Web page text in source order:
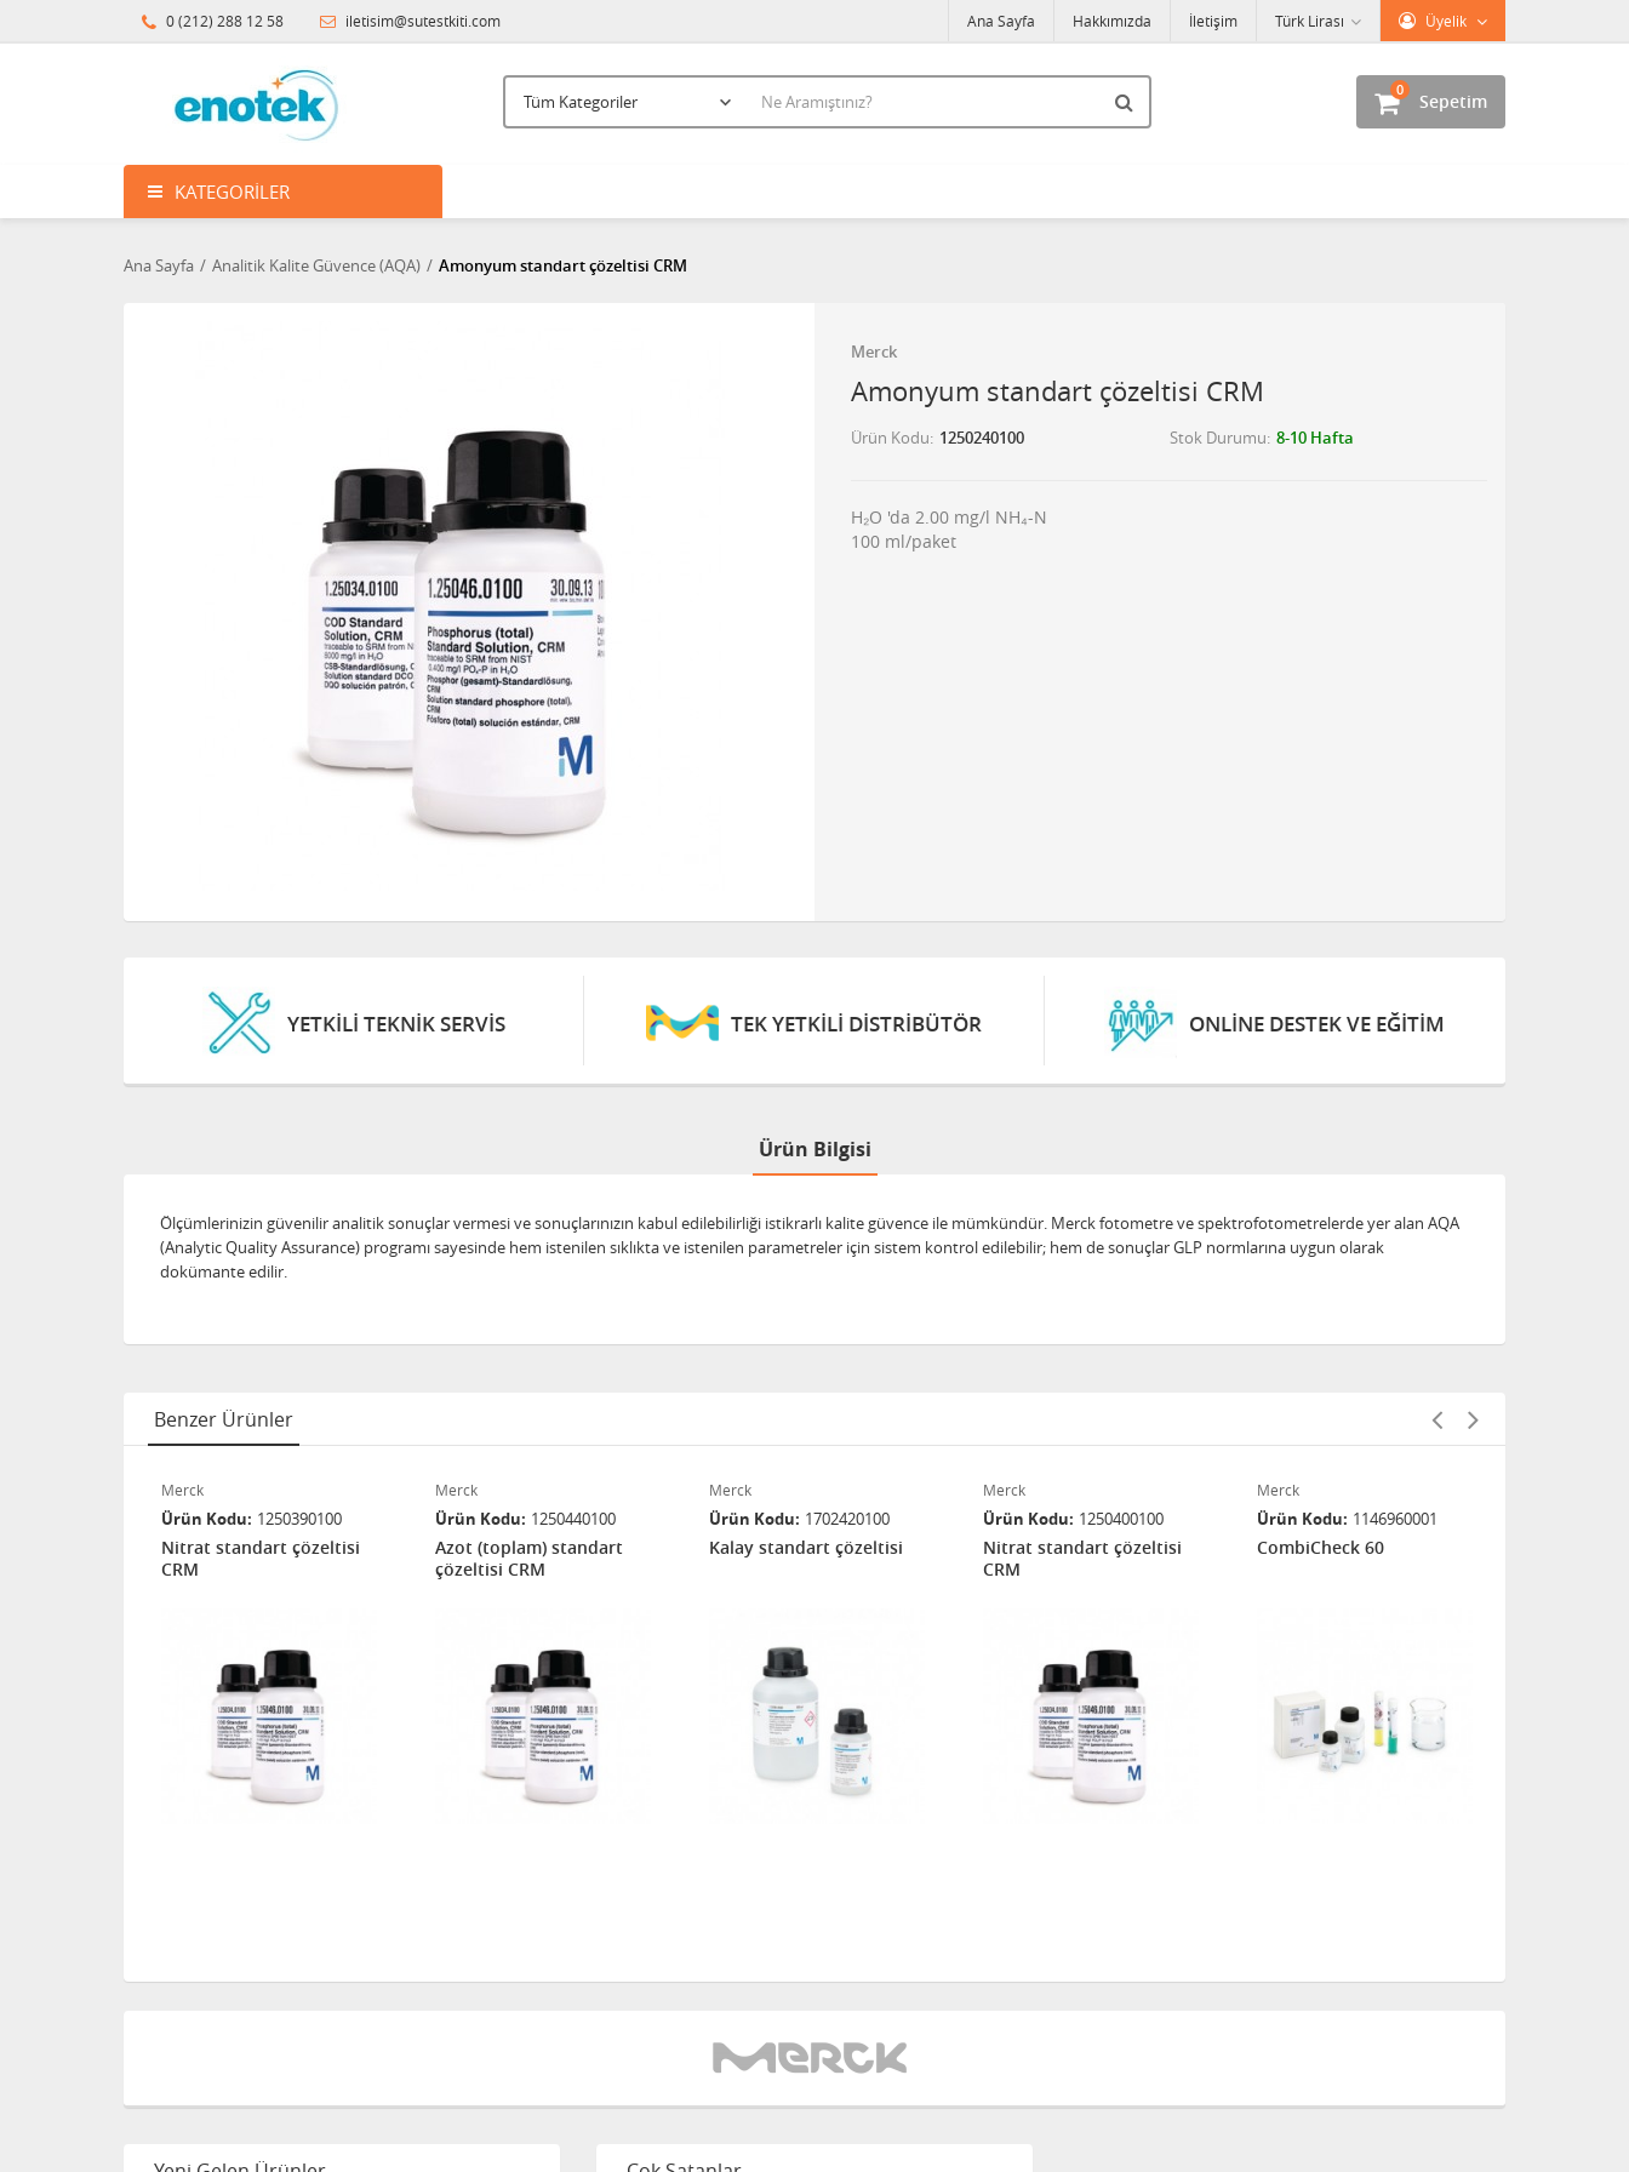
0 (212) 288 12 58 iletisim@sutestkiti.com Üyelik
Türk Lirası
Ana Sayfa Hakkımızda İletişim
Sepetim
0
KATEGORILER
Ana Sayfa Analitik Kalite Güvence (AQA) Amonyum standart çözeltisi CRM
Merck
Amonyum standart çözeltisi CRM
Ürün Kodu 1250240100 Stok Durumu 8-10 Hafta
H₂O 'da 2.00 mg/l NH₄-N
100 ml/paket
YETKİLİ TEKNİK SERVİS TEK YETKİLİ DİSTRİBÜTÖR ONLINE DESTEK VE EĞITIM
Ürün Bilgisi
Ölçümlerinizin güvenilir analitik sonuçlar vermesi ve sonuçlarınızın kabul edilebilirliği istikrarlı kalite güvence ile mümkündür. Merck fotometre ve spektrofotometrelerde yer alan AQA
(Analytic Quality Assurance) programı sayesinde hem istenilen sıklıkta ve istenilen parametreler için sistem kontrol edilebilir; hem de sonuçlar GLP normlarına uygun olarak
dokümante edilir.
Benzer Ürünler
Merck
Ürün Kodu 1250390100
Nitrat standart çözeltisi
CRM
Merck
Ürün Kodu 1250440100
Azot (toplam) standart
çözeltisi CRM
Merck
Ürün Kodu 1702420100
Kalay standart çözeltisi
Merck
Ürün Kodu 1250400100
Nitrat standart çözeltisi
CRM
Merck
Ürün Kodu 1146960001
CombiCheck 60